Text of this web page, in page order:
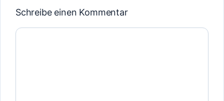
Schreibe einen Kommentar
Kommentar